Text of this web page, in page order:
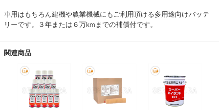
車用はもちろん建機や農業機械にもご利用頂ける多用途向けバッテ
リーです。３年または６万kmまでの補償付です。
関連商品